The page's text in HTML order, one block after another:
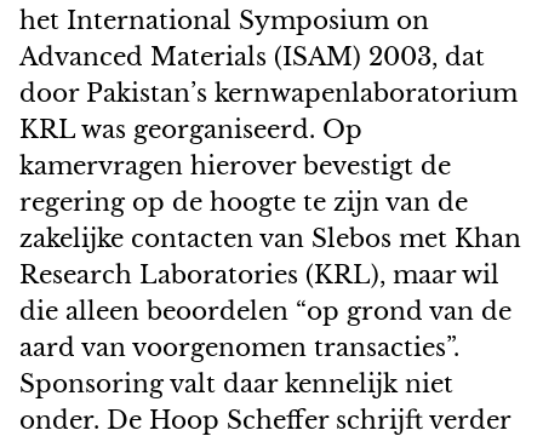
het International Symposium on
Advanced Materials (ISAM) 2003, dat
door Pakistan’s kernwapenlaboratorium
KRL was georganiseerd. Op
kamervragen hierover bevestigt de
regering op de hoogte te zijn van de
zakelijke contacten van Slebos met Khan
Research Laboratories (KRL), maar wil
die alleen beoordelen “op grond van de
aard van voorgenomen transacties”.
Sponsoring valt daar kennelijk niet
onder. De Hoop Scheffer schrijft verder